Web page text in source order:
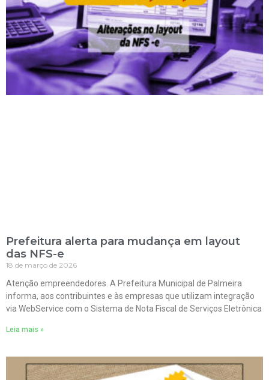
Prefeitura alerta para mudança em layout
das NFS-e
18 de março de 2026
Atenção empreendedores. A Prefeitura Municipal de Palmeira
informa, aos contribuintes e às empresas que utilizam integração
via WebService com o Sistema de Nota Fiscal de Serviços Eletrônica
Leia mais »